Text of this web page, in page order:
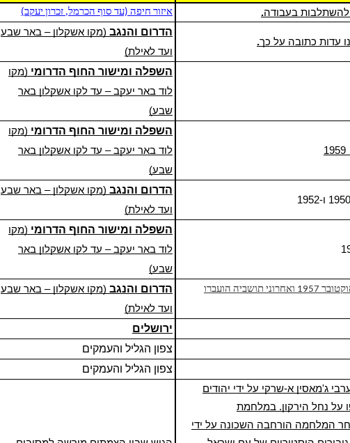
איזור חיפה (עד סוף הכרמל, זכרון יעקב) להשתלבות בעבודה
הדרום והנגב (מקו אשקלון – באר שבע
ועד לאילת)
עדות כתובה על כך
השפלה ומישור החוף הדרומי (מקו
לוד באר יעקב – עד לקו אשקלון באר
שבע)
השפלה ומישור החוף הדרומי (מקו
לוד באר יעקב – עד לקו אשקלון באר
שבע)
הדרום והנגב (מקו אשקלון – באר שבע
ועד לאילת)
השפלה ומישור החוף הדרומי (מקו
לוד באר יעקב – עד לקו אשקלון באר
שבע)
הדרום והנגב (מקו אשקלון – באר שבע
ועד לאילת)
באר שבע – חצרים הוקמה בשנת 1950 סמוך לבאר שבע. המעברה פורקה באוקטובר 1957 ואחרוני תושביה הועברו
ירושלים
צפון הגליל והעמקים
צפון הגליל והעמקים
ג'מאסין א-שרקי על ידי יהודים
על נחל הירקון. במלחמת
המלחמה הורחבה השכונה על ידי